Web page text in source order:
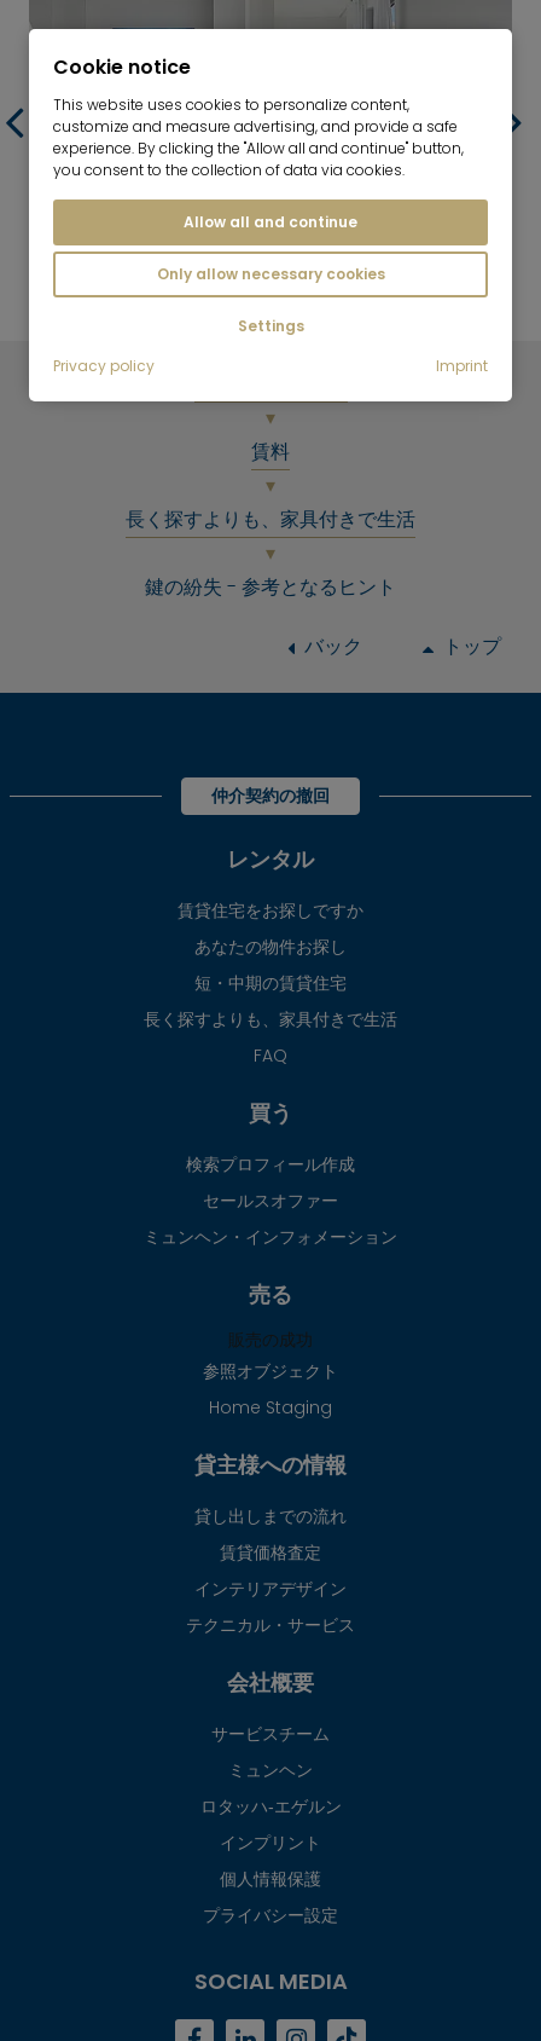
フラットの帰還
賃料
長く探すよりも、家具付きで生活
鍵の紛失 - 参考となるヒント
バック トップ
仲介契約の撤回
レンタル
賃貸住宅をお探しですか
あなたの物件お探し
短・中期の賃貸住宅
長く探すよりも、家具付きで生活
FAQ
買う
検索プロフィール作成
セールスオファー
ミュンヘン・インフォメーション
売る
販売の成功
参照オブジェクト
Home Staging
貸主様への情報
貸し出しまでの流れ
賃貸価格査定
インテリアデザイン
テクニカル・サービス
会社概要
サービスチーム
ミュンヘン
ロタッハ‐エゲルン
インプリント
個人情報保護
プライバシー設定
SOCIAL MEDIA
Cookie notice
This website uses cookies to personalize content,
customize and measure advertising, and provide a safe
experience. By clicking the "Allow all and continue" button,
you consent to the collection of data via cookies.
Allow all and continue
Only allow necessary cookies
Settings
Privacy policy
Imprint